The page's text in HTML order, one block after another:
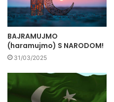
BAJRAMUJMO
(haramujmo) S NARODOM!
31/03/2025